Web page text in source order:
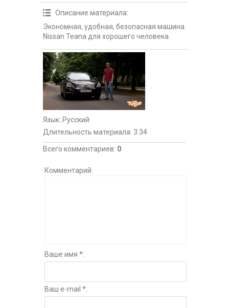
Описание материала:
Экономная, удобная, безопасная машина
Nissan Teana для хорошего человека.
Язык: Русский
Длительность материала: 3:34
Всего комментариев: 0
Комментарий:
Ваше имя *:
Ваш e-mail *: